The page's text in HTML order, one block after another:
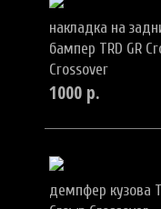
накладка на
бампер TRD GR
Crossover
1000 р.
демпфер кузова